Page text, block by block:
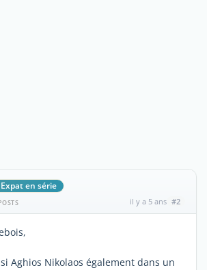
Expat en série
il y a 5 ans #2
Aghios Nikolaos également dans un